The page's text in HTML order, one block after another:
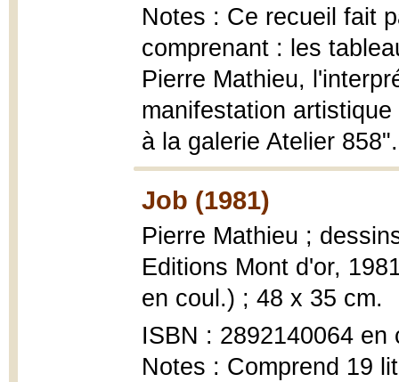
Notes : Ce recueil fait
comprenant : les
Pierre Mathieu,
manifestation
à la galerie Atelier
Job (1981)
Pierre Mathieu ;
Editions Mont d'or,
en coul.) ; 48 x 35 cm.
ISBN : 2892140064
Notes : Comprend 19